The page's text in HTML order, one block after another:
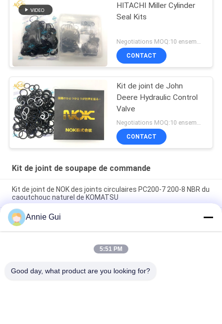
HITACHI Miller Cylinder
Seal Kits
Negotiations MOQ:10 ensembles
CONTACT
Kit de joint de John
Deere Hydraulic Control
Valve
Negotiations MOQ:10 ensembles
CONTACT
Kit de joint de soupape de commande
Kit de joint de NOK des joints circulaires PC200-7 200-8 NBR du
caoutchouc naturel de KOMATSU
Joints de joints circulaires de Hydraulic d'excavatrice du kit
VOE14535506 de joint de soupape de commande de NOK
EC140
NOK PC360-7 Jack Oil Seal hydraulique de kit de Control Valve
Annie Gui
5:51 PM
Good day, what product are you looking for?